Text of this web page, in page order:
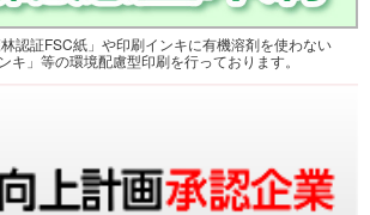
認証FSC紙」や印刷インキに有機溶剤を使わない
キ」等の環境配慮型印刷を行っております。